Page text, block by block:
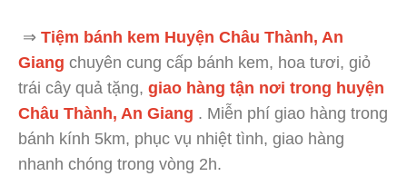
⇒ Tiệm bánh kem Huyện Châu Thành, An
Giang chuyên cung cấp bánh kem, hoa tươi, giỏ
trái cây quả tặng, giao hàng tận nơi trong huyện
Châu Thành, An Giang . Miễn phí giao hàng trong
bánh kính 5km, phục vụ nhiệt tình, giao hàng
nhanh chóng trong vòng 2h.